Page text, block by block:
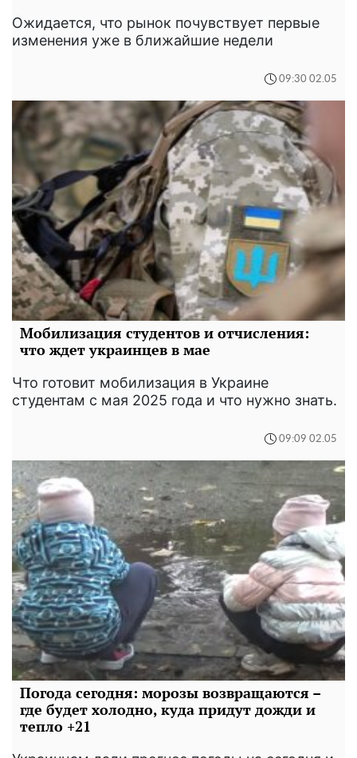
Ожидается, что рынок почувствует первые
изменения уже в ближайшие недели
09:30 02.05
Мобилизация студентов и отчисления:
что ждет украинцев в мае
Что готовит мобилизация в Украине
студентам с мая 2025 года и что нужно знать.
09:09 02.05
Погода сегодня: морозы возвращаются –
где будет холодно, куда придут дожди и
тепло +21